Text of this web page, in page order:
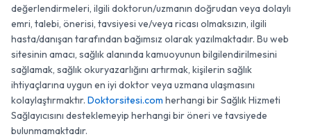
değerlendirmeleri, ilgili doktorun/uzmanın doğrudan veya dolaylı
emri, talebi, önerisi, tavsiyesi ve/veya ricası olmaksızın, ilgili
hasta/danışan tarafından bağımsız olarak yazılmaktadır. Bu web
sitesinin amacı, sağlık alanında kamuoyunun bilgilendirilmesini
sağlamak, sağlık okuryazarlığını artırmak, kişilerin sağlık
ihtiyaçlarına uygun en iyi doktor veya uzmana ulaşmasını
kolaylaştırmaktır. Doktorsitesi.com herhangi bir Sağlık Hizmeti
Sağlayıcısını desteklemeyip herhangi bir öneri ve tavsiyede
bulunmamaktadır.